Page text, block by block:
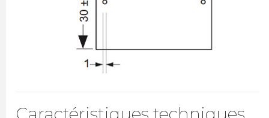
Caractéristiques techniques